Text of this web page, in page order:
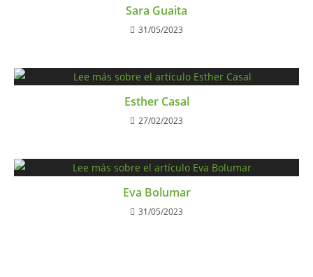
Sara Guaita
31/05/2023
Esther Casal
27/02/2023
Eva Bolumar
31/05/2023